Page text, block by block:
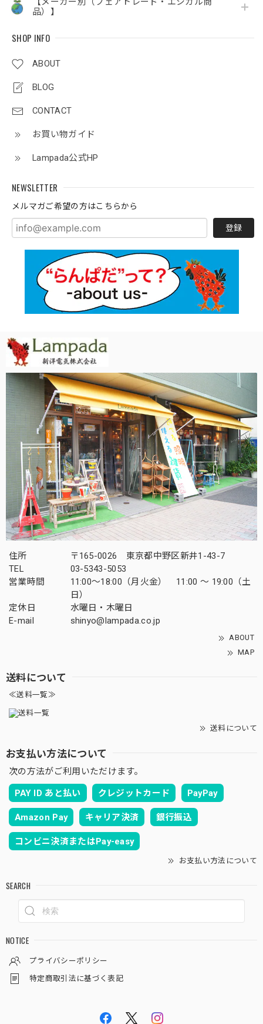
品）】
SHOP INFO
ABOUT
BLOG
CONTACT
お買い物ガイド
Lampada公式HP
NEWSLETTER
メルマガご希望の方はこちらから
登録
住所
〒165-0026 東京都中野区新井1-43-7
TEL
03-5343-5053
営業時間
11:00～18:00（月火金） 11:00 ～ 19:00（土
日）
定休日
水曜日・木曜日
E-mail
shinyo@lampada.co.jp
ABOUT
MAP
送料について
≪送料一覧≫
送料について
お支払い方法について
次の方法がご利用いただけます。
PAY ID あと払い クレジットカード PayPay
Amazon Pay キャリア決済 銀行振込
コンビニ決済またはPay-easy
お支払い方法について
SEARCH
NOTICE
プライバシーポリシー
特定商取引法に基づく表記